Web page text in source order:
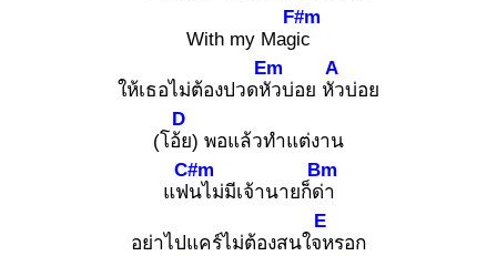
With my Magic
F#m
ให้เธอไม่ต้องปวดหัว
Em
บ่อย หัว
A
บ่อย
(โอ้ย
D
) พอแล้วทำแต่งาน
แฟน
C#m
ไม่มีเจ้านายก็ด่า
Bm
อย่าไปแคร์ไม่ต้องสนใจห
E
รอก